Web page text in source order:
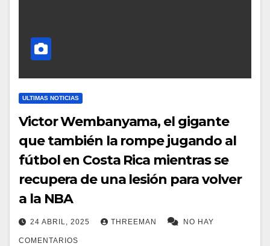
ULTIMAS NOTICIAS
Victor Wembanyama, el gigante
que también la rompe jugando al
fútbol en Costa Rica mientras se
recupera de una lesión para volver
a la NBA
24 ABRIL, 2025 THREEMAN NO HAY
COMENTARIOS